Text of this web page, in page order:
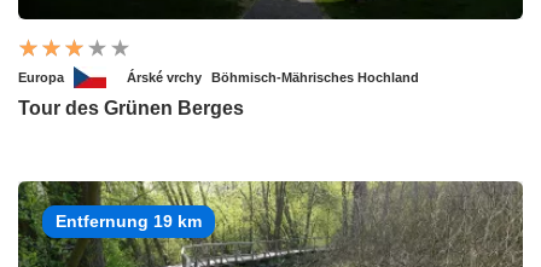
Europa Árské vrchy Böhmisch-Mährisches Hochland
Tour des Grünen Berges
Entfernung 19 km